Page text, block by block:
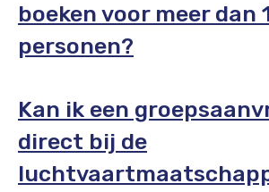
boeken voor meer dan
personen?
Kan ik een
direct bij de